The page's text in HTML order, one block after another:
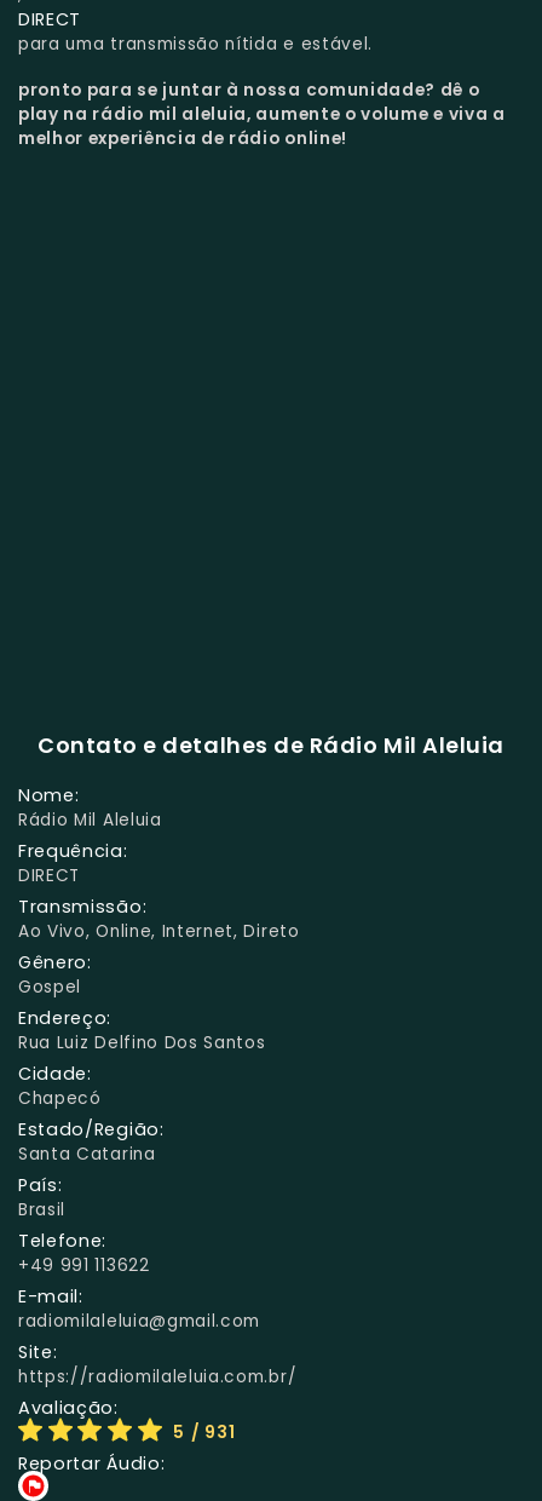
DIRECT
para uma transmissão nítida e estável.
pronto para se juntar à nossa comunidade? dê o
play na rádio mil aleluia, aumente o volume e viva a
melhor experiência de rádio online!
Contato e detalhes de Rádio Mil Aleluia
Nome:
Rádio Mil Aleluia
Frequência:
DIRECT
Transmissão:
Ao Vivo, Online, Internet, Direto
Gênero:
Gospel
Endereço:
Rua Luiz Delfino Dos Santos
Cidade:
Chapecó
Estado/Região:
Santa Catarina
País:
Brasil
Telefone:
+49 991 113622
E-mail:
radiomilaleluia@gmail.com
Site:
https://radiomilaleluia.com.br/
Avaliação:
5 / 931
Reportar Áudio: